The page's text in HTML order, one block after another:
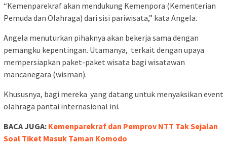
“Kemenparekraf akan mendukung Kemenpora (Kementerian
Pemuda dan Olahraga) dari sisi pariwisata,” kata Angela.
Angela menuturkan pihaknya akan bekerja sama dengan
pemangku kepentingan. Utamanya, terkait dengan upaya
mempersiapkan paket-paket wisata bagi wisatawan
mancanegara (wisman).
Khususnya, bagi mereka yang datang untuk menyaksikan event
olahraga pantai internasional ini.
BACA JUGA: Kemenparekraf dan Pemprov NTT Tak Sejalan
Soal Tiket Masuk Taman Komodo